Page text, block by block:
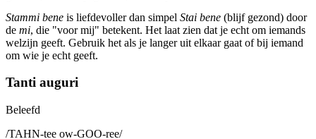
Stammi bene is liefdevoller dan simpel Stai bene (blijf gezond) door
de mi, die "voor mij" betekent. Het laat zien dat je echt om iemands
welzijn geeft. Gebruik het als je langer uit elkaar gaat of bij iemand
om wie je echt geeft.
Tanti auguri
Beleefd
/TAHN-tee ow-GOO-ree/